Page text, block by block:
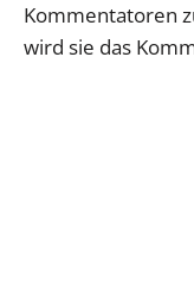
Kommentatoren
wird sie das